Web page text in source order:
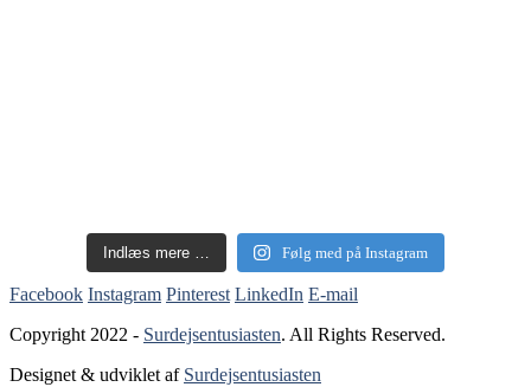
Indlæs mere … Følg med på Instagram
Facebook Instagram Pinterest LinkedIn E-mail
Copyright 2022 - Surdejsentusiasten. All Rights Reserved.
Designet & udviklet af Surdejsentusiasten